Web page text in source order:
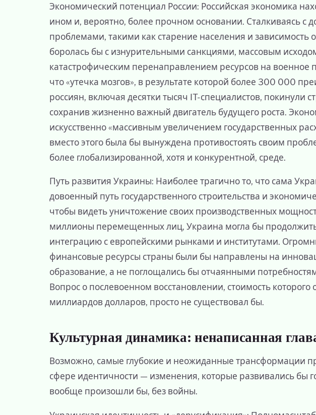
Экономический потенциал России: Российская экономика
ином и, вероятно, более прочном основании. Сталкиваясь с
проблемами, такими как старение населения и зависимость
боролась бы с изнурительными санкциями, массовым
катастрофическим перенаправлением ресурсов на военное
что «утечка мозгов», в результате которой более 300 000
россиян, включая десятки тысяч IT-специалистов, покинули
сохранив жизненно важный двигатель будущего роста.
искусственно «массивным увеличением государственных
вместо этого была бы вынуждена противостоять своим
более глобализированной, хотя и конкурентной, среде.
Путь развития Украины: Наиболее трагично то, что сама
довоенный путь государственного строительства и
чтобы видеть уничтожение своих производственных
миллионы перемещенных лиц, Украина могла бы
интеграцию с европейскими рынками и институтами.
финансовые ресурсы страны были бы направлены на
образование, а не поглощались бы отчаянными
Вопрос о послевоенном восстановлении, стоимость которого
миллиардов долларов, просто не существовал бы.
Культурная динамика: ненаписанная
Возможно, самые глубокие и неожиданные трансформации
сфере идентичности — изменения, которые развивались бы
вообще произошли бы, без войны.